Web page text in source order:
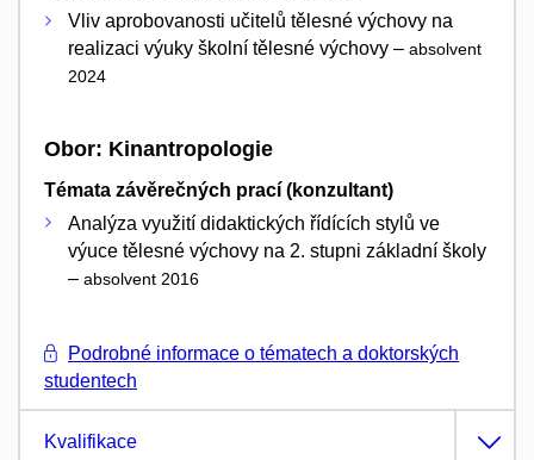
Vliv aprobovanosti učitelů tělesné výchovy na
realizaci výuky školní tělesné výchovy – absolvent
2024
Obor: Kinantropologie
Témata závěrečných prací (konzultant)
Analýza využití didaktických řídících stylů ve
výuce tělesné výchovy na 2. stupni základní školy
– absolvent 2016
Podrobné informace o tématech a doktorských
studentech
Kvalifikace